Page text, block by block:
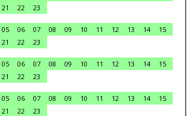
21 22
23
05 06 07 08 09 10 11 12 13 14
15
21 22
23
05 06 07 08 09 10 11 12 13 14
15
21 22
23
05 06 07 08 09 10 11 12 13 14
15
21 22
23